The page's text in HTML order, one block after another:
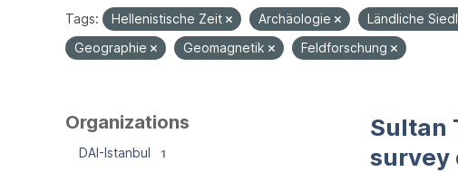
Tags: Hellenistische Zeit Archäologie Ländliche
Geographie
Geomagnetik Feldforschung
Organizations
DAI-Istanbul 1
Sultan
survey